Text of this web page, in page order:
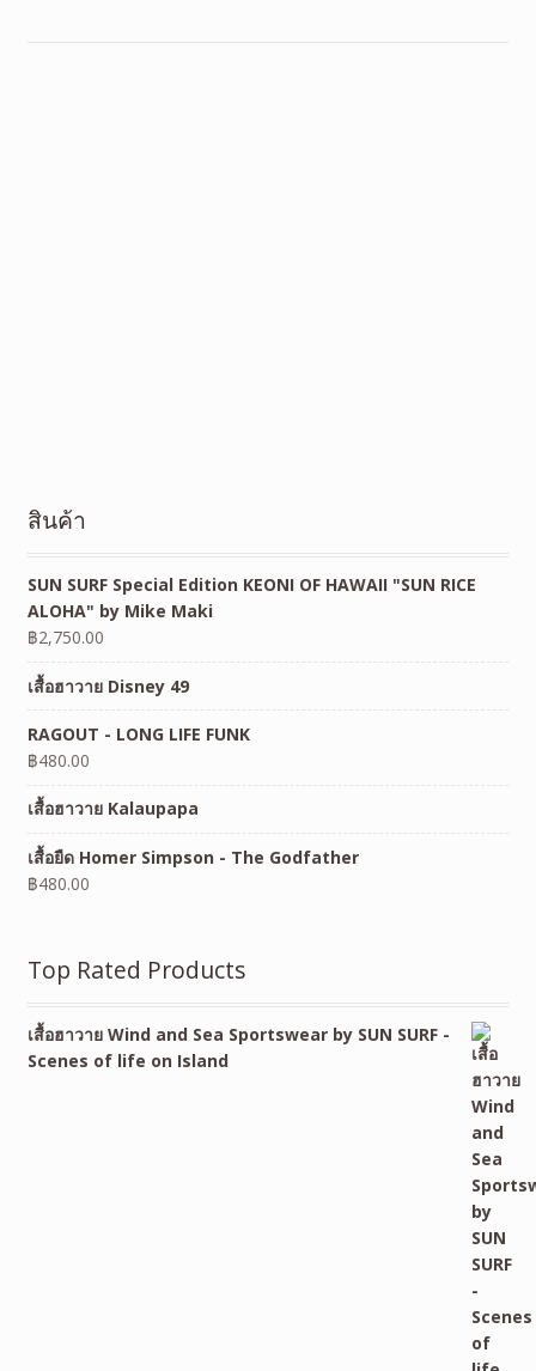
สินค้า
SUN SURF Special Edition KEONI OF HAWAII "SUN RICE
ALOHA" by Mike Maki
฿2,750.00
เสื้อฮาวาย Disney 49
RAGOUT - LONG LIFE FUNK
฿480.00
เสื้อฮาวาย Kalaupapa
เสื้อยืด Homer Simpson - The Godfather
฿480.00
Top Rated Products
เสื้อฮาวาย Wind and Sea Sportswear by SUN SURF -
Scenes of life on Island